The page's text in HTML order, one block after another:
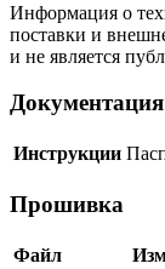
Информация о
поставки и
и не является
Документация
Инструкции
Прошивка
Файл